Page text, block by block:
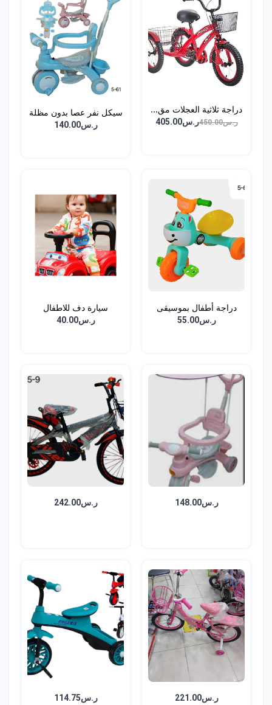
دراجة ثلاثية العجلات مق...
ر.س450.00 ر.س405.00
سيكل نفر عصا بدون مظلة
ر.س140.00
دراجة أطفال بموسيقى
وان...ر.س55.00
سيارة دف للاطفال
ر.س40.00
ر.س148.00 ر.س242.00
ر.س221.00 ر.س114.75